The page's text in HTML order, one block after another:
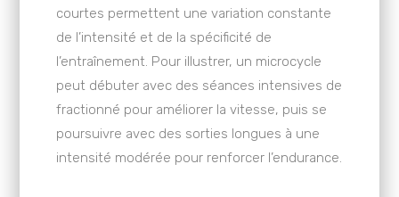
courtes permettent une variation constante
de l’intensité et de la spécificité de
l’entraînement. Pour illustrer, un microcycle
peut débuter avec des séances intensives de
fractionné pour améliorer la vitesse, puis se
poursuivre avec des sorties longues à une
intensité modérée pour renforcer l’endurance.